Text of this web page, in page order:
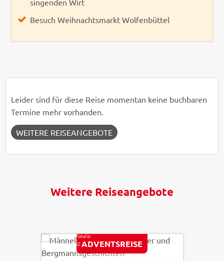
Besuch Weihnachtsmarkt Wolfenbüttel
Leider sind für diese Reise momentan keine buchbaren
Termine mehr vorhanden.
WEITERE REISEANGEBOTE
Weitere Reiseangebote
Pixstore -Fotolia
© Easy-BUS ADVENTSREISE